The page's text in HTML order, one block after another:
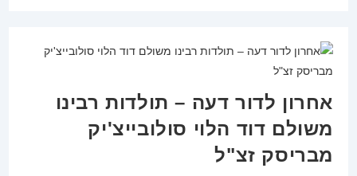
אליהו
אחרון לדור דעה – תולדות רבינו
משולם דוד הלוי סולובייצ'יק
מבריסק זצ"ל